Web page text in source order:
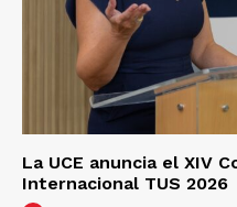
La UCE anuncia el XIV
Internacional TUS 2026